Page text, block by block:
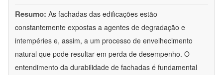
Resumo: As fachadas das edificações estão
constantemente expostas a agentes de degradação e
intempéries e, assim, a um processo de envelhecimento
natural que pode resultar em perda de desempenho. O
entendimento da durabilidade de fachadas é fundamental